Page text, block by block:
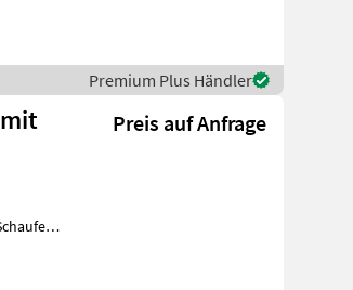
Premium Plus Händler
Preis auf Anfrage